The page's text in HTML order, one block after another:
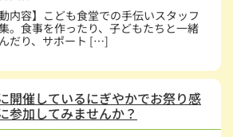
動内容】こども食堂での手伝いスタッフ
。食事を作ったり、子どもたちと一緒
だり、サポート […]
開催しているにぎやかでお祭り感
参加してみませんか？